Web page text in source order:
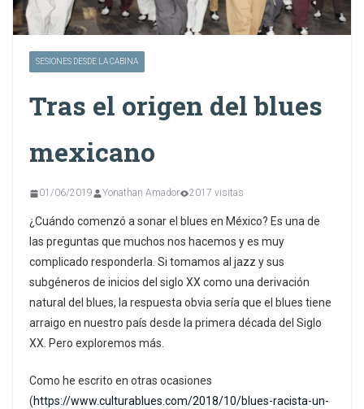
SESIONES DESDE LA CABINA
Tras el origen del blues
mexicano
01/06/2019 Yonathan Amador 2017 visitas
¿Cuándo comenzó a sonar el blues en México? Es una de
las preguntas que muchos nos hacemos y es muy
complicado responderla. Si tomamos al jazz y sus
subgéneros de inicios del siglo XX como una derivación
natural del blues, la respuesta obvia sería que el blues tiene
arraigo en nuestro país desde la primera década del Siglo
XX. Pero exploremos más.
Como he escrito en otras ocasiones
(https://www.culturablues.com/2018/10/blues-racista-un-